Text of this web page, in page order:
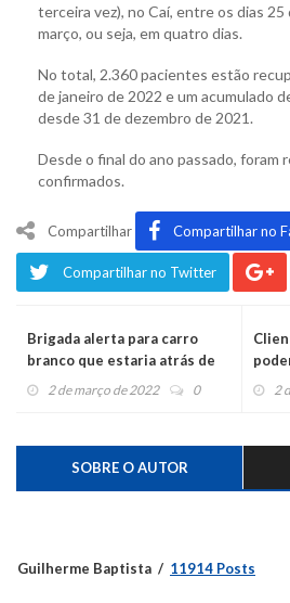
terceira vez), no Caí, entre os dias 25
março, ou seja, em quatro dias.
No total, 2.360 pacientes estão
de janeiro de 2022 e um acumulado
desde 31 de dezembro de 2021.
Desde o final do ano passado, foram
confirmados.
Compartilhar Compartilhar no
Compartilhar no Twitter
Brigada alerta para carro
branco que estaria atrás de
crianças
2 de março de 2022 0 2
SOBRE O AUTOR
Guilherme Baptista 11914 Posts